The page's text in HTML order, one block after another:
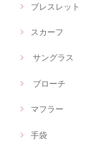
ブレスレット
スカーフ
サングラス
ブローチ
マフラー
手袋